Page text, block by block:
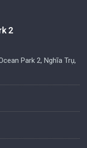
2
Park 2, Nghĩa Trụ,